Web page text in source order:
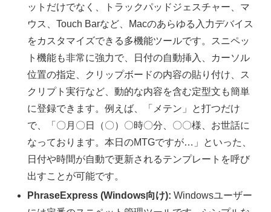
ットだけでなく、トラックパッドジェスチャー、マ
ウス、Touch Barなど、Macのあらゆる入力デバイス
をカスタマイズできる多機能ツールです。スニペッ
ト機能も非常に強力で、日付の自動挿入、カーソル
位置の指定、クリップボードの内容の貼り付け、ス
クリプト実行など、動的な内容を含む定型文も簡単
に登録できます。例えば、「メテン」と打つだけ
で、「〇月〇日（〇）〇時〇分、〇〇様、お世話に
なっております。本日のMTGですが…」といった、
日付や時間が自動で更新されるテンプレートを呼び
出すことが可能です。
PhraseExpress (Windows向け): Windowsユーザー